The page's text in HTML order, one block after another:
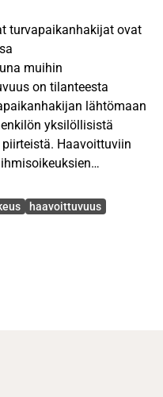
turvapaikanhakijat ovat
muihin
on tilanteesta
lähtömaan
yksilöllisistä
Haavoittuviin
yksinhuoltajat,
ja
erityistarpeiden
yksilöllistä
haavoittuvuus